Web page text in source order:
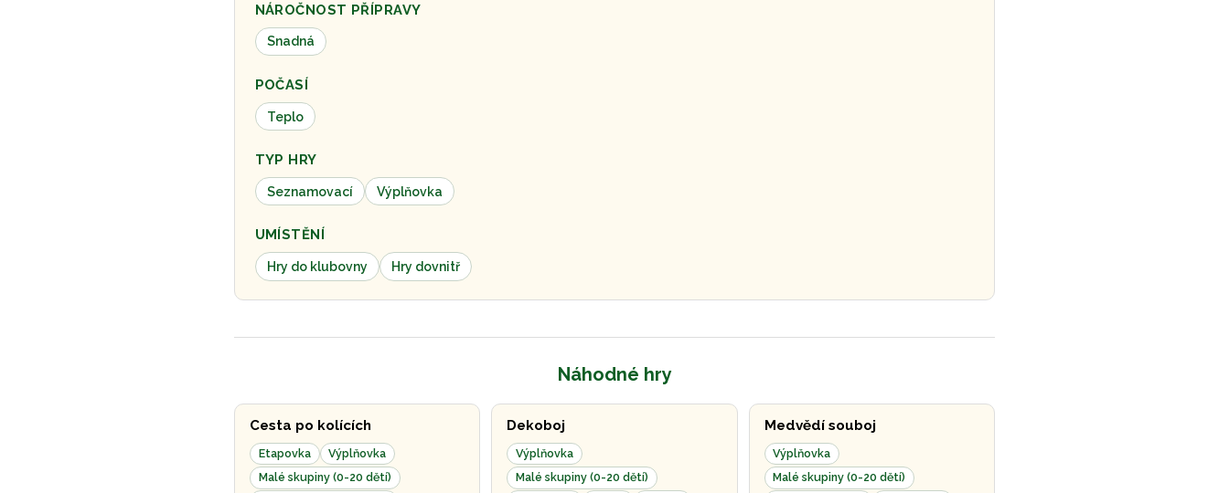
NÁROČNOST PŘÍPRAVY
Snadná
POČASÍ
Teplo
TYP HRY
Seznamovací Výplňovka
UMÍSTĚNÍ
Hry do klubovny Hry dovnitř
Náhodné hry
Cesta po kolících
Etapovka
Výplňovka
Malé skupiny (0-20 dětí)
Dekoboj
Výplňovka
Malé skupiny (0-20 dětí)
Medvědí souboj
Výplňovka
Malé skupiny (0-20 dětí)